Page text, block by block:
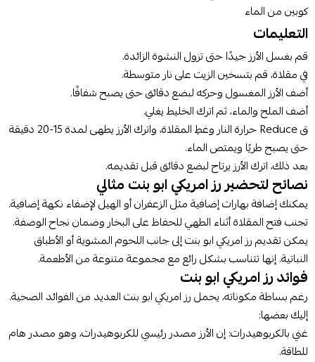
كوبين من الماء
التعليمات
قم بغسل الأرز جيدًا حتى تزول النشوة الزائدة.
في مقلاة، قم بتسخين الزيت على نار متوسطة.
أضف الأرز المغسول وحركه لبضع دقائق حتى يصبح شفافًا.
أضف الملح والماء، ثم اترك الخليط يغلي.
ق Reduce حرارة النار وغطِ المقلاة، واترك الأرز يطهى لمدة 15-20 دقيقة
حتى يصبح طريًا ويمتص الماء.
بعد ذلك، اترك الأرز يرتاح لبضع دقائق قبل تقديمه.
نصائح لتحضير رز امريكي ابو بنت مثالي
يمكنك إضافة بهارات إضافية مثل الزعفران أو الهيل لإضفاء نكهة إضافية.
تجنب فتح المقلاة أثناء الطهي للحفاظ على البخار وضمان نجاح الوصفة.
يمكن تقديم رز امريكي ابو بنت إلى جانب اللحوم المشوية أو الأطباق
النباتية. إنها تتناسب بشكل رائع مع مجموعة متنوعة من الأطعمة.
فوائد رز امريكي ابو بنت
رغم بساطة مكوناته، يحمل رز امريكي ابو بنت العديد من الفوائد الصحية.
إليك بعضها:
غني بالكربوهيدرات:إن الأرز مصدر رئيسي للكربوهيدرات، وهو مصدر هام
للطاقة.